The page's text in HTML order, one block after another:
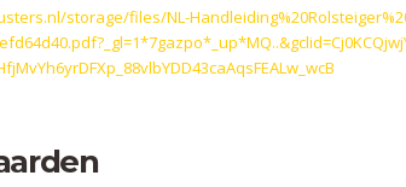
storage/files/NL-